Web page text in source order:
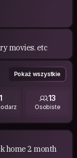
movies. etc
Pokaż wszystkie
13
Osobiste
home 2 month